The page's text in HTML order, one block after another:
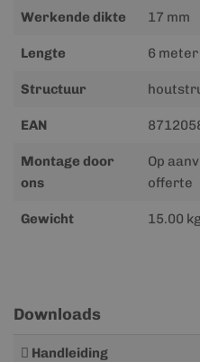
Werkende dikte 17 mm
Lengte 6 meter
Structuur
EAN
Montage door
ons
Op
offerte
Gewicht 15.00 kg
Downloads
Meer
Handleiding